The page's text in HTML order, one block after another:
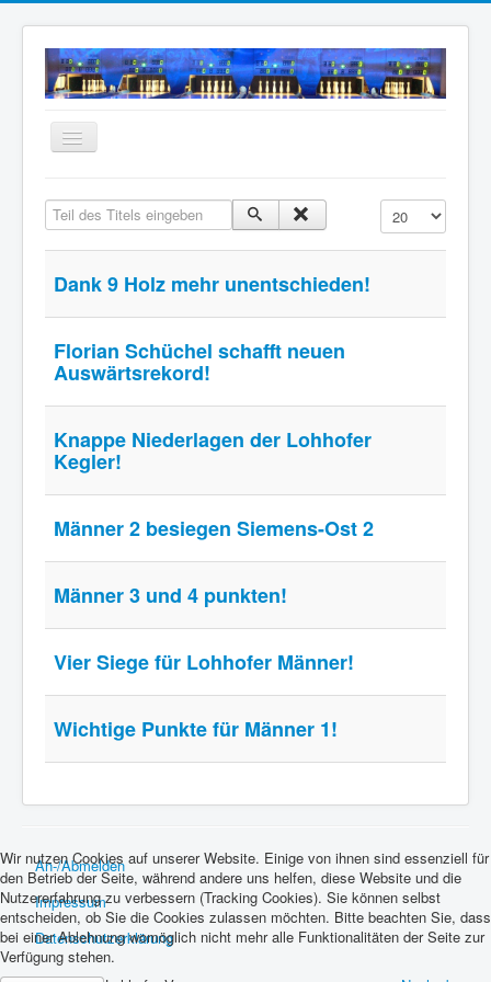
Navigation
an/aus
Neuigkeiten
Wir über uns
Anfahrt
Archiv
Teil des Titels eingeben Anzeige #
Dank 9 Holz mehr unentschieden!
Florian Schüchel schafft neuen
Auswärtsrekord!
Knappe Niederlagen der Lohhofer
Kegler!
Männer 2 besiegen Siemens-Ost 2
Männer 3 und 4 punkten!
Vier Siege für Lohhofer Männer!
Wichtige Punkte für Männer 1!
An-/Abmelden
Impressum
Datenschutzerklärung
Wir nutzen Cookies auf unserer Website. Einige von ihnen sind essenziell für
den Betrieb der Seite, während andere uns helfen, diese Website und die
Nutzererfahrung zu verbessern (Tracking Cookies). Sie können selbst
entscheiden, ob Sie die Cookies zulassen möchten. Bitte beachten Sie, dass
bei einer Ablehnung womöglich nicht mehr alle Funktionalitäten der Seite zur
Verfügung stehen.